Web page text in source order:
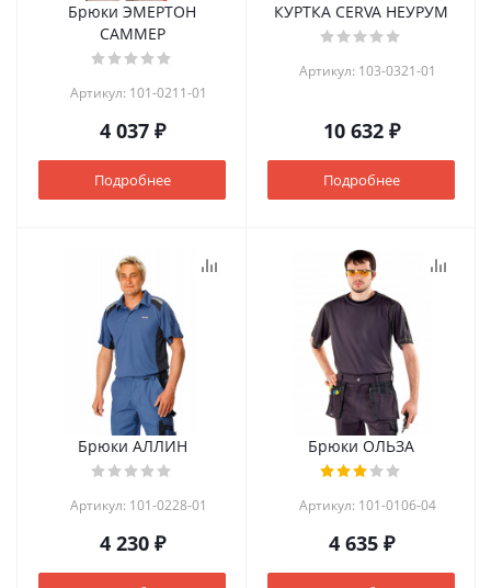
Брюки ЭМЕРТОН
САММЕР
Артикул: 101-0211-01
4 037 ₽
Подробнее
КУРТКА CERVA НЕУРУМ
Артикул: 103-0321-01
10 632 ₽
Подробнее
Брюки АЛЛИН
Артикул: 101-0228-01
4 230 ₽
Брюки ОЛЬЗА
Артикул: 101-0106-04
4 635 ₽